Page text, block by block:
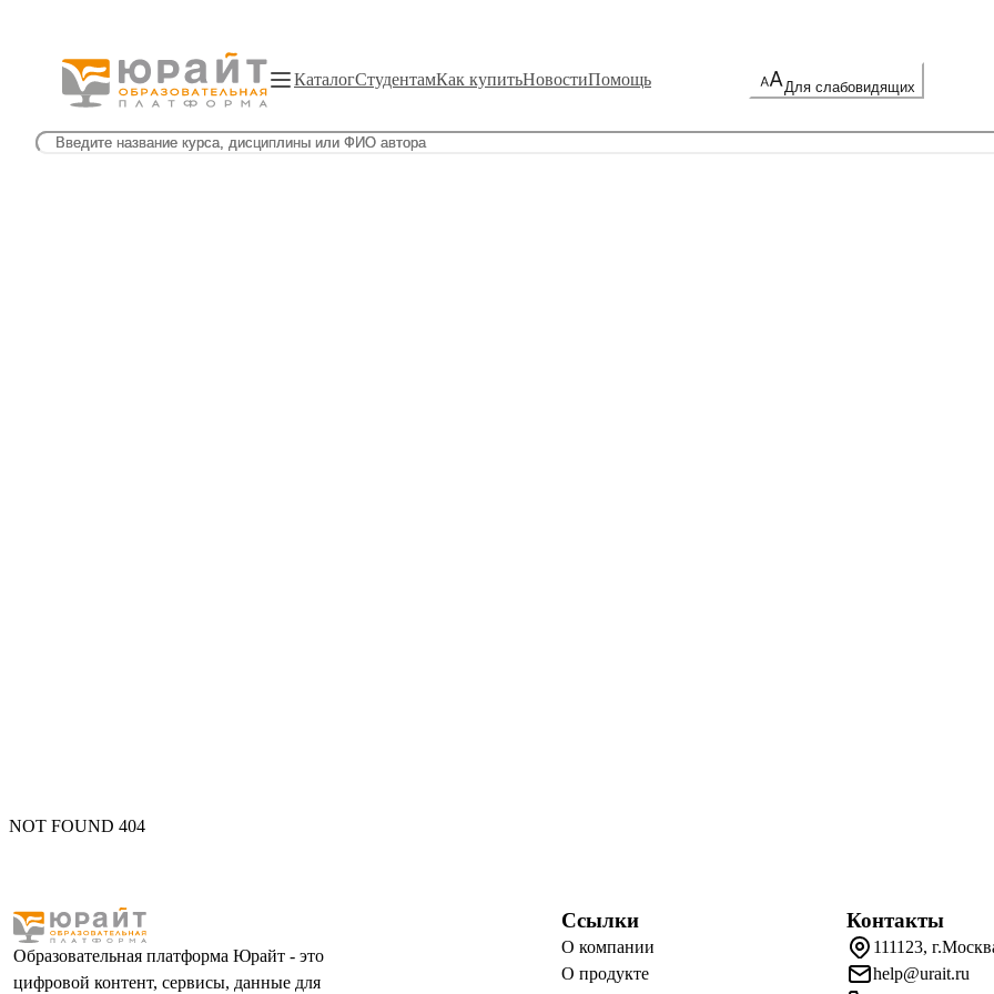
КаталогСтудентамКак купитьНовостиПомощь Для слабовидящих
NOT FOUND 404
Образовательная платформа Юрайт - это
цифровой контент, сервисы, данные для
Ссылки
О компании
О продукте
Контакты
111123,
help@urait.ru